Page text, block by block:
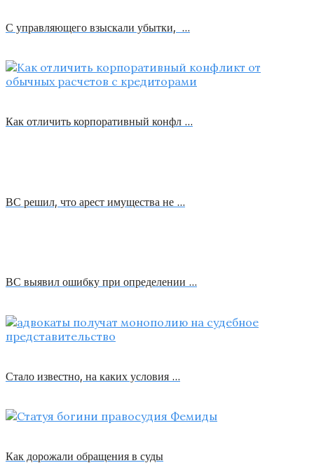
С управляющего взыскали убытки, …
Как отличить корпоративный конфл …
ВС решил, что арест имущества не …
ВС выявил ошибку при определении …
Стало известно, на каких условия …
Как дорожали обращения в суды